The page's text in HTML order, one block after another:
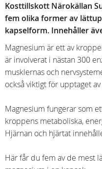
Kosttillskott Närokällan
fem olika former av
kapselform. Innehåller
Magnesium är ett av
är involverat i nästan 300
musklernas och
också viktigt för upptaget
Magnesium fungerar som
kroppens metaboliska,
Hjärnan och hjärtat
Här får du fem av de mest